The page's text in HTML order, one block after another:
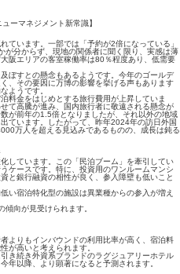
ています。一部では「予約が2倍になっている」
が分からず、現地の関係者に聞く限り、実感は薄
阪エリアの客室稼働率は80％程度あり、低需要
ぼすとの懸念もあるようです。今年のゴールデ
、その要因に万博の影響を挙げる声もあります
ようです。
料金をはじめとする旅行費用が上昇していま
て高騰が進み、国内旅行者に敬遠される懸念が
が前年の1.5倍となりましたが、それ以外の地域
ています。したがって、昨年2024年の訪日外国
万人を超える見込みであるものの、成長は鈍る
しています。この「民泊ブーム」を牽引してい
ケースです。特に、投資用のワンルームマンシ
と銀行融資の相性が良く、参入障壁も低いこと
い宿泊特化型の施設は異業種からの参入が増え
向が見受けられます。
よりもインバウンドの利用比率が高く、宿泊料
が高いと考えられます。
き続き外資系ブランドのラグジュアリーホテル
年以降、より顕著になると予測されます。